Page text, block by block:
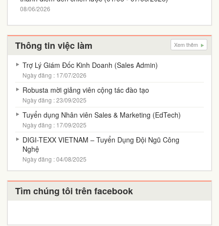
08/06/2026
Thông tin việc làm Xem thêm
Trợ Lý Giám Đốc Kinh Doanh (Sales Admin)
Ngày đăng : 17/07/2026
Robusta mời giảng viên cộng tác đào tạo
Ngày đăng : 23/09/2025
Tuyển dụng Nhân viên Sales & Marketing (EdTech)
Ngày đăng : 17/09/2025
DIGI-TEXX VIETNAM – Tuyển Dụng Đội Ngũ Công
Nghệ
Ngày đăng : 04/08/2025
Tìm chúng tôi trên facebook